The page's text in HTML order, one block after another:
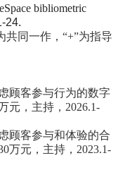
bibliometric
24.
共同一作，“+”为指导
顾客参与行为的数字
元，主持，2026.1-
顾客参与和体验的合
万元，主持，2023.1-